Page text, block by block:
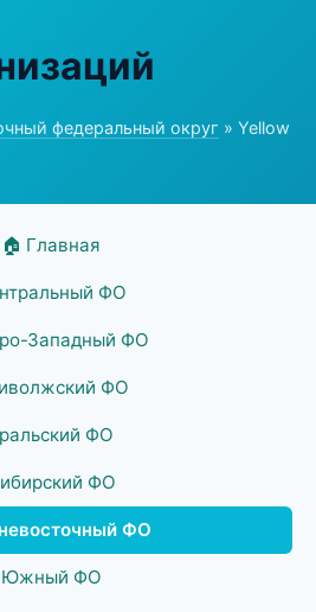
федеральный округ » Yellow
🏠 Главная
ФО
Западный ФО
ФО
ФО
ФО
ФО
Южный ФО